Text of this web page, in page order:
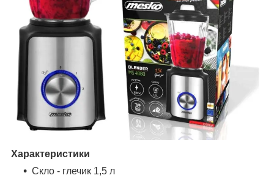
Характеристики
Скло - глечик 1,5 л